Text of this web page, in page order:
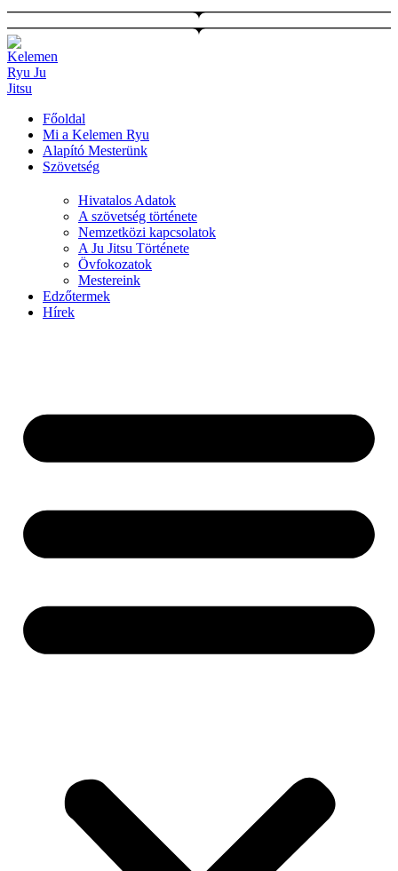
Ugrás
a
tartalomhoz
Főoldal
Mi a Kelemen Ryu
Alapító Mesterünk
Szövetség
Hivatalos Adatok
A szövetség története
Nemzetközi kapcsolatok
A Ju Jitsu Története
Övfokozatok
Mestereink
Edzőtermek
Hírek